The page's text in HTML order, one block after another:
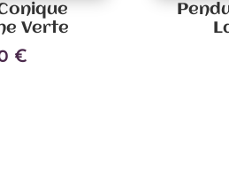
Verte
€